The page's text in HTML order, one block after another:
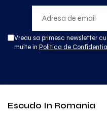
Vreau sa primesc newsletter
multe in Politica de
Escudo In Romania